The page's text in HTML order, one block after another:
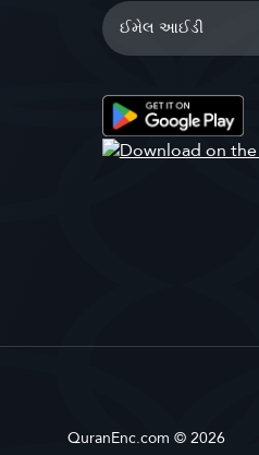
QuranEnc.com © 2026